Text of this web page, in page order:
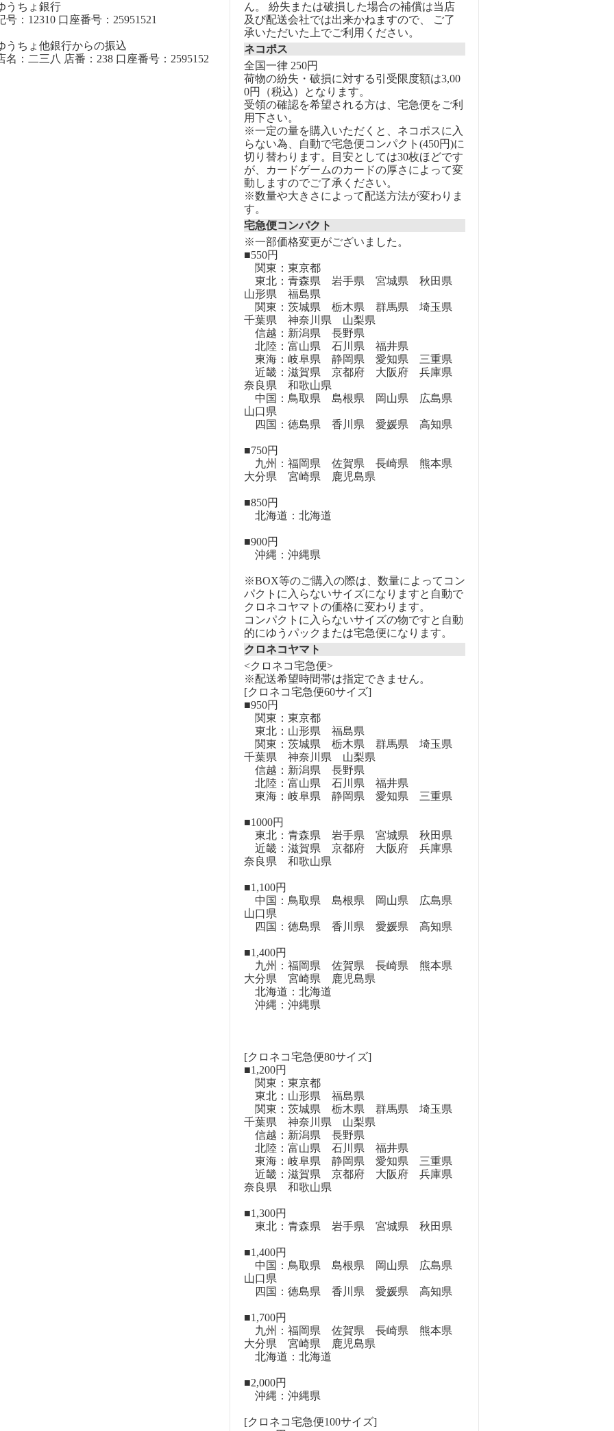
うちょ銀行
号：12310 口座番号：25951521
うちょ他銀行からの振込
名：二三八 店番：238 口座番号：2595152
ん。 紛失または破損した場合の補償は当店
及び配送会社では出来かねますので、 ご了
承いただいた上でご利用ください。
ネコポス
全国一律 250円
荷物の紛失・破損に対する引受限度額は3,00
0円（税込）となります。
受領の確認を希望される方は、宅急便をご利
用下さい。
※一定の量を購入いただくと、ネコポスに入
らない為、自動で宅急便コンパクト(450円)に
切り替わります。目安としては30枚ほどです
が、カードゲームのカードの厚さによって変
動しますのでご了承ください。
※数量や大きさによって配送方法が変わりま
す。
宅急便コンパクト
※一部価格変更がございました。
■550円
関東：東京都
東北：青森県 岩手県 宮城県 秋田県
山形県 福島県
関東：茨城県 栃木県 群馬県 埼玉県
千葉県 神奈川県 山梨県
信越：新潟県 長野県
北陸：富山県 石川県 福井県
東海：岐阜県 静岡県 愛知県 三重県
近畿：滋賀県 京都府 大阪府 兵庫県
奈良県 和歌山県
中国：鳥取県 島根県 岡山県 広島県
山口県
四国：徳島県 香川県 愛媛県 高知県
■750円
九州：福岡県 佐賀県 長崎県 熊本県
大分県 宮崎県 鹿児島県
■850円
北海道：北海道
■900円
沖縄：沖縄県
※BOX等のご購入の際は、数量によってコン
パクトに入らないサイズになりますと自動で
クロネコヤマトの価格に変わります。
コンパクトに入らないサイズの物ですと自動
的にゆうパックまたは宅急便になります。
クロネコヤマト
<クロネコ宅急便>
※配送希望時間帯は指定できません。
[クロネコ宅急便60サイズ]
■950円
関東：東京都
東北：山形県 福島県
関東：茨城県 栃木県 群馬県 埼玉県
千葉県 神奈川県 山梨県
信越：新潟県 長野県
北陸：富山県 石川県 福井県
東海：岐阜県 静岡県 愛知県 三重県
■1000円
東北：青森県 岩手県 宮城県 秋田県
近畿：滋賀県 京都府 大阪府 兵庫県
奈良県 和歌山県
■1,100円
中国：鳥取県 島根県 岡山県 広島県
山口県
四国：徳島県 香川県 愛媛県 高知県
■1,400円
九州：福岡県 佐賀県 長崎県 熊本県
大分県 宮崎県 鹿児島県
北海道：北海道
沖縄：沖縄県
[クロネコ宅急便80サイズ]
■1,200円
関東：東京都
東北：山形県 福島県
関東：茨城県 栃木県 群馬県 埼玉県
千葉県 神奈川県 山梨県
信越：新潟県 長野県
北陸：富山県 石川県 福井県
東海：岐阜県 静岡県 愛知県 三重県
近畿：滋賀県 京都府 大阪府 兵庫県
奈良県 和歌山県
■1,300円
東北：青森県 岩手県 宮城県 秋田県
■1,400円
中国：鳥取県 島根県 岡山県 広島県
山口県
四国：徳島県 香川県 愛媛県 高知県
■1,700円
九州：福岡県 佐賀県 長崎県 熊本県
大分県 宮崎県 鹿児島県
北海道：北海道
■2,000円
沖縄：沖縄県
[クロネコ宅急便100サイズ]